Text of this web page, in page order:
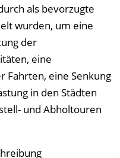
als bevorzugte
wurden, um eine
der
eine
Fahrten, eine Senkung
in den Städten
und Abholtouren